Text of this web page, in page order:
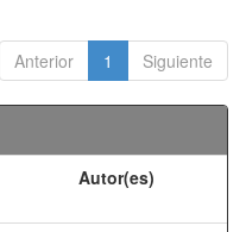
Anterior 1 Siguiente
Autor(es)